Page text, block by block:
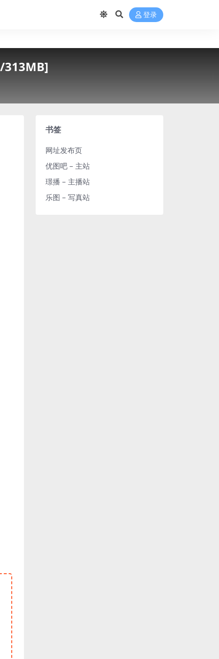
登录
313MB]
书签
网址发布页
优图吧 – 主站
璟播 – 主播站
乐图 – 写真站